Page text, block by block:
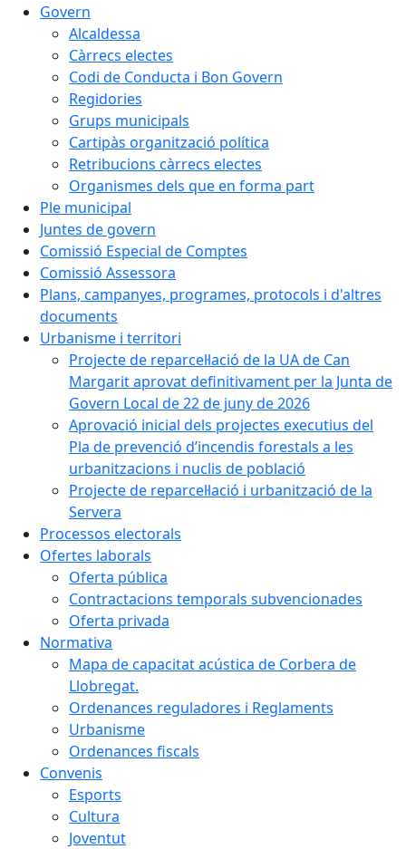
Govern
Alcaldessa
Càrrecs electes
Codi de Conducta i Bon Govern
Regidories
Grups municipals
Cartipàs organització política
Retribucions càrrecs electes
Organismes dels que en forma part
Ple municipal
Juntes de govern
Comissió Especial de Comptes
Comissió Assessora
Plans, campanyes, programes, protocols i d'altres
documents
Urbanisme i territori
Projecte de reparcel·lació de la UA de Can
Margarit aprovat definitivament per la Junta de
Govern Local de 22 de juny de 2026
Aprovació inicial dels projectes executius del
Pla de prevenció d’incendis forestals a les
urbanitzacions i nuclis de població
Projecte de reparcel·lació i urbanització de la
Servera
Processos electorals
Ofertes laborals
Oferta pública
Contractacions temporals subvencionades
Oferta privada
Normativa
Mapa de capacitat acústica de Corbera de
Llobregat.
Ordenances reguladores i Reglaments
Urbanisme
Ordenances fiscals
Convenis
Esports
Cultura
Joventut